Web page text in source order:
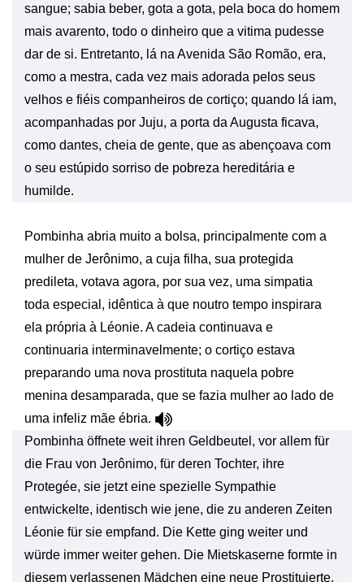
sangue; sabia beber, gota a gota, pela boca do homem
mais avarento, todo o dinheiro que a vitima pudesse
dar de si. Entretanto, lá na Avenida São Romão, era,
como a mestra, cada vez mais adorada pelos seus
velhos e fiéis companheiros de cortiço; quando lá iam,
acompanhadas por Juju, a porta da Augusta ficava,
como dantes, cheia de gente, que as abençoava com
o seu estúpido sorriso de pobreza hereditária e
humilde.
Pombinha abria muito a bolsa, principalmente com a
mulher de Jerônimo, a cuja filha, sua protegida
predileta, votava agora, por sua vez, uma simpatia
toda especial, idêntica à que noutro tempo inspirara
ela própria à Léonie. A cadeia continuava e
continuaria interminavelmente; o cortiço estava
preparando uma nova prostituta naquela pobre
menina desamparada, que se fazia mulher ao lado de
uma infeliz mãe ébria.
Pombinha öffnete weit ihren Geldbeutel, vor allem für
die Frau von Jerônimo, für deren Tochter, ihre
Protegée, sie jetzt eine spezielle Sympathie
entwickelte, identisch wie jene, die zu anderen Zeiten
Léonie für sie empfand. Die Kette ging weiter und
würde immer weiter gehen. Die Mietskaserne formte in
diesem verlassenen Mädchen eine neue Prostituierte,